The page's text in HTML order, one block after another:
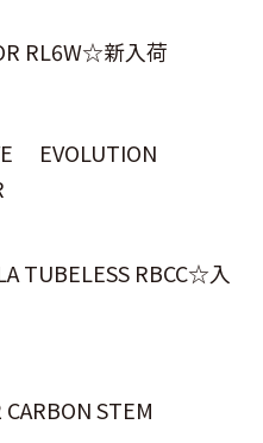
RL6W☆新入荷
EVOLUTION
TUBELESS RBCC☆入
STEM